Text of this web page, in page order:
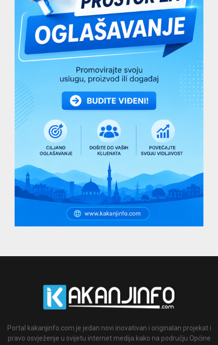
Portal kakanjinfo.com je jedan novi inovativan i originalan projekat i
pravo osvježenje u svijetu internet medija kako na području Općine